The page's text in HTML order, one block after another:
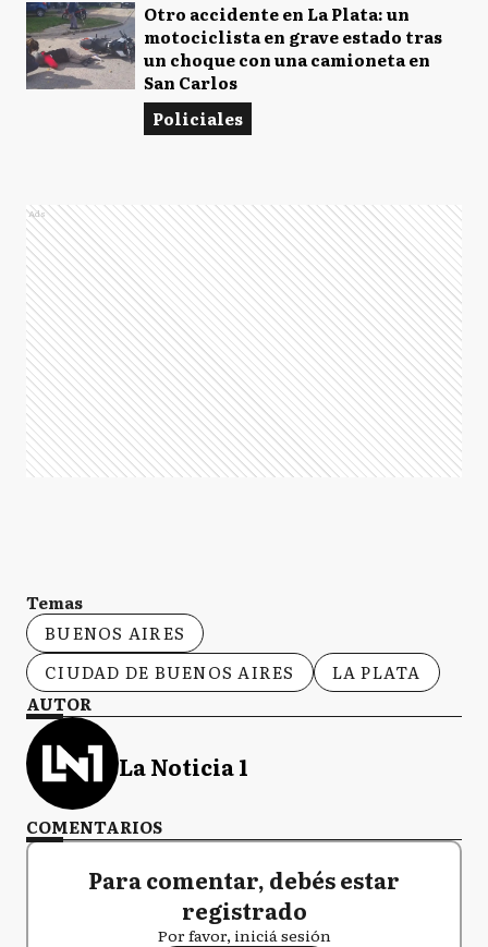
Otro accidente en La Plata: un
motociclista en grave estado tras
un choque con una camioneta en
San Carlos
Policiales
Ads
Temas
BUENOS AIRES
CIUDAD DE BUENOS AIRES
LA PLATA
AUTOR
La Noticia 1
COMENTARIOS
Para comentar, debés estar
registrado
Por favor, iniciá sesión